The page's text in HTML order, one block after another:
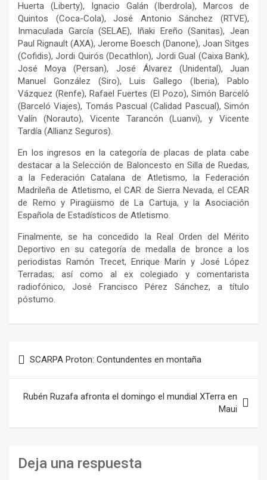
Huerta (Liberty), Ignacio Galán (Iberdrola), Marcos de
Quintos (Coca-Cola), José Antonio Sánchez (RTVE),
Inmaculada García (SELAE), Iñaki Ereño (Sanitas), Jean
Paul Rignault (AXA), Jerome Boesch (Danone), Joan Sitges
(Cofidis), Jordi Quirós (Decathlon), Jordi Gual (Caixa Bank),
José Moya (Persan), José Álvarez (Unidental), Juan
Manuel González (Siro), Luis Gallego (Iberia), Pablo
Vázquez (Renfe), Rafael Fuertes (El Pozo), Simón Barceló
(Barceló Viajes), Tomás Pascual (Calidad Pascual), Simón
Valín (Norauto), Vicente Tarancón (Luanvi), y Vicente
Tardía (Allianz Seguros).
En los ingresos en la categoría de placas de plata cabe
destacar a la Selección de Baloncesto en Silla de Ruedas,
a la Federación Catalana de Atletismo, la Federación
Madrileña de Atletismo, el CAR de Sierra Nevada, el CEAR
de Remo y Piragüismo de La Cartuja, y la Asociación
Española de Estadísticos de Atletismo.
Finalmente, se ha concedido la Real Orden del Mérito
Deportivo en su categoría de medalla de bronce a los
periodistas Ramón Trecet, Enrique Marín y José López
Terradas; así como al ex colegiado y comentarista
radiofónico, José Francisco Pérez Sánchez, a título
póstumo.
de
entradas
SCARPA Proton: Contundentes en montaña
Rubén Ruzafa afronta el domingo el mundial XTerra en
Maui
Deja una respuesta